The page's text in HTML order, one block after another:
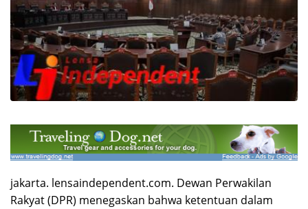
jakarta. lensaindependent.com. Dewan Perwakilan
Rakyat (DPR) menegaskan bahwa ketentuan dalam